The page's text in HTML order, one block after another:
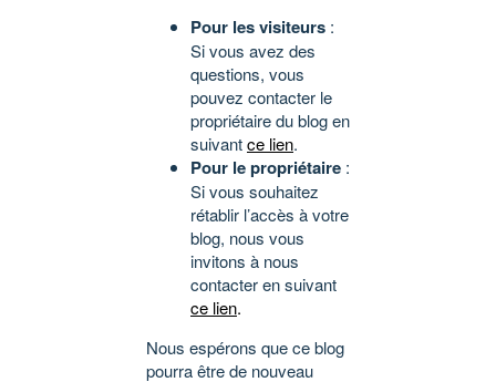
Pour les visiteurs :
Si vous avez des
questions, vous
pouvez contacter le
propriétaire du blog en
suivantce lien.
Pour le propriétaire :
Si vous souhaitez
rétablir l’accès à votre
blog, nous vous
invitons à nous
contacter en suivant
ce lien.
Nous espérons que ce blog
pourra être de nouveau